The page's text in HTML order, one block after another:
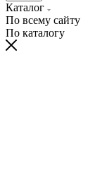
Каталог
По всему сайту
По каталогу